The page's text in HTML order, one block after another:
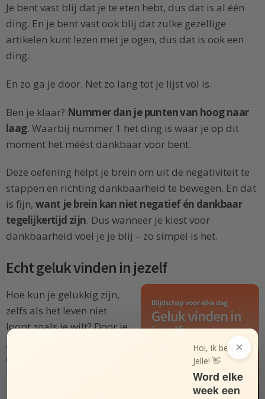
Je bent vast blij dat je te eten hebt, dus dat is al één
ding. En je bent vast ook blij dat zulke gezellige
artikelen kunt lezen met je ogen, dus dat is ook een
ding.
En zo ga je door. Net zo lang tot je lijst vol is.
Ben je klaar? Nummer dan je punten van hoog naar
laag. Waarbij nummer 1 het ding is waar je op dit
moment het méést dankbaar voor bent.
Deze oefening helpt je brein om uit de negativiteit te
stappen en richting dankbaarheid te bewegen. En dat
is fijn, want je brein kan niet negatief én dankbaar
tegelijkertijd zijn. Dus wanneer je kiest voor
dankbaarheid voel je je blij – zo simpel is het.
Echt geluk vinden in jezelf
Hoe kun je gelukkig zijn,
zelfs als het leven niet
loopt zoals je wilt? Door je
de externe wereld en
te vinden in jezelf
×
Hoi, ik ben
Jelle! 👋
Word elke
week een